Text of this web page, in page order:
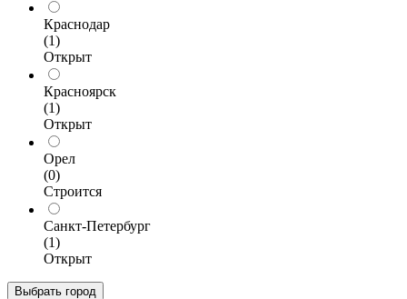
Краснодар
(1)
Открыт
Красноярск
(1)
Открыт
Орел
(0)
Строится
Санкт-Петербург
(1)
Открыт
Выбрать город